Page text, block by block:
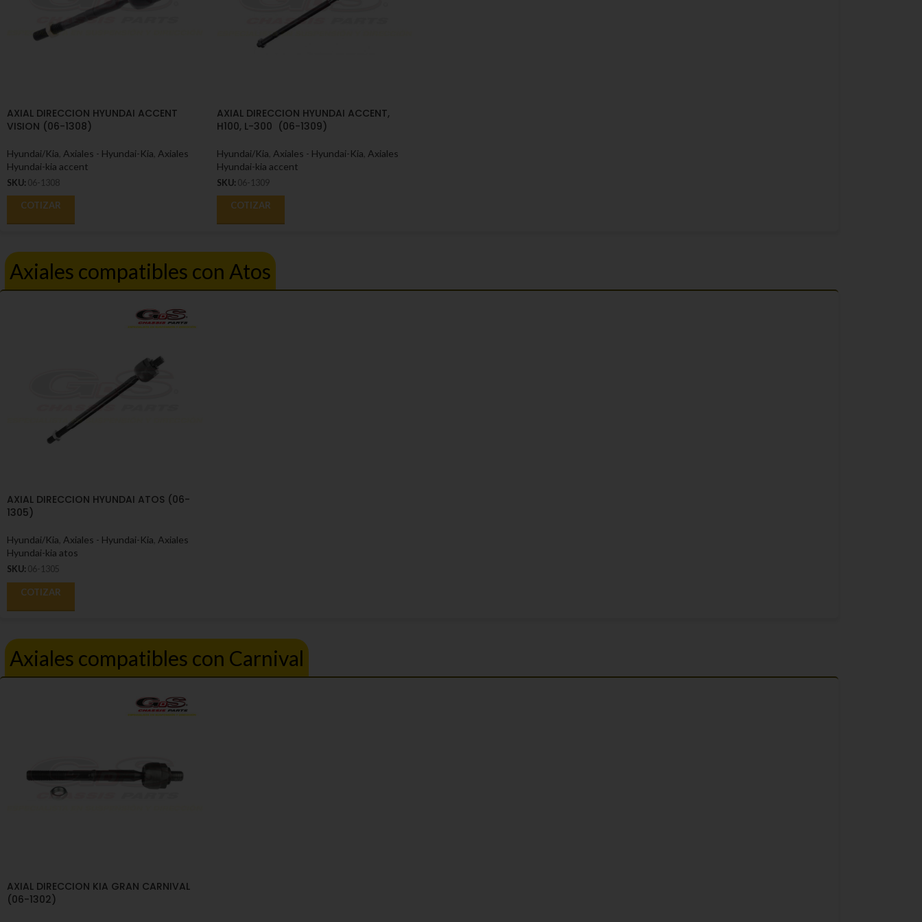
AXIAL DIRECCION HYUNDAI ACCENT
VISION (06-1308)
Hyundai/Kia Axiales - Hyundai-Kia Axiales
Hyundai-kia accent
SKU: 06-1308
COTIZAR
AXIAL DIRECCION HYUNDAI ACCENT,
H100, L-300 (06-1309)
Hyundai/Kia Axiales - Hyundai-Kia Axiales
Hyundai-kia accent
SKU: 06-1309
COTIZAR
Axiales compatibles con Atos
AXIAL DIRECCION HYUNDAI ATOS (06-
1305)
Hyundai/Kia Axiales - Hyundai-Kia Axiales
Hyundai-kia atos
SKU: 06-1305
COTIZAR
Axiales compatibles con Carnival
AXIAL DIRECCION KIA GRAN CARNIVAL
(06-1302)